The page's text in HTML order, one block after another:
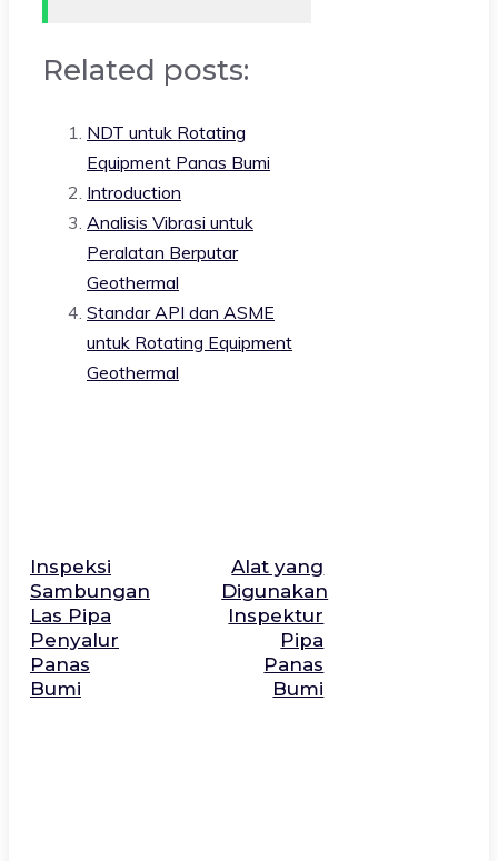
Related posts:
NDT untuk Rotating
Equipment Panas Bumi
Introduction
Analisis Vibrasi untuk
Peralatan Berputar
Geothermal
Standar API dan ASME
untuk Rotating Equipment
Geothermal
Inspeksi
Sambungan
Las Pipa
Penyalur
Panas
Bumi
Alat yang
Digunakan
Inspektur
Pipa
Panas
Bumi